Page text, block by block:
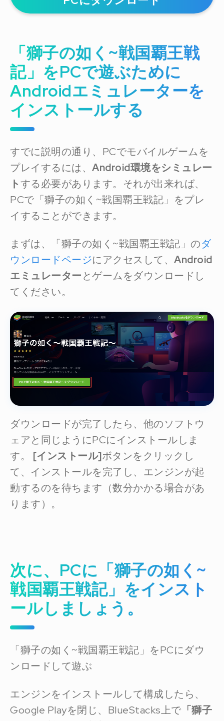
「獅子の如く~戦国覇王戦
記」をPCで遊ぶために
Androidエミュレーターを
インストールする
すでに説明の通り、PCでモバイルゲームを
プレイするには、 Android環境をシミュレー
トする必要があります。それが出来れば、
PCで「獅子の如く~戦国覇王戦記」をプレ
イすることができます。
まずは、「獅子の如く~戦国覇王戦記」のダ
ウンロードページにアクセスして、 Android
エミュレーターとゲームをダウンロードし
てください。
ダウンロードが完了したら、他のソフトウ
ェアと同じようにPCにインストールしま
す。
[インストール]ボタンをクリックし
て、インストールを完了し、エンジンが起
動するのを待ちます（数分かかる場合があ
ります）。
次に、PCに「獅子の如く~
戦国覇王戦記」をインスト
ールしましょう。
「獅子の如く~戦国覇王戦記」をPCにダウ
ンロードして遊ぶ
エンジンをインストールして構成したら、
Google Playを閉じ、BlueStacks上で 「獅子